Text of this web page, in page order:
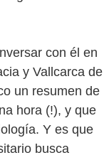
con él en
y Vallcarca de
un resumen de
hora (!), y que
Y es que
busca